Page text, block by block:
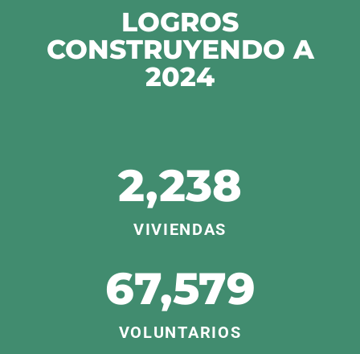
LOGROS
CONSTRUYENDO A
2024
VIVIENDAS
2,238
VOLUNTARIOS
67,579